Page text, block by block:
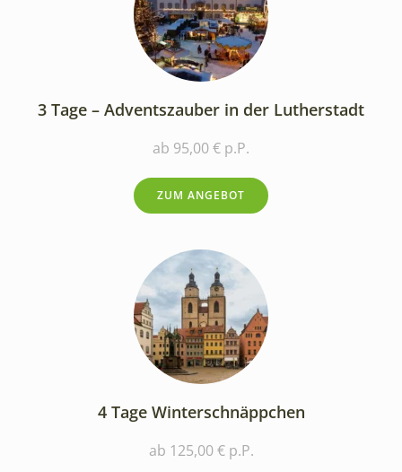
3 Tage – Adventszauber in der Lutherstadt
ab 95,00 € p.P.
ZUM ANGEBOT
4 Tage Winterschnäppchen
ab 125,00 € p.P.